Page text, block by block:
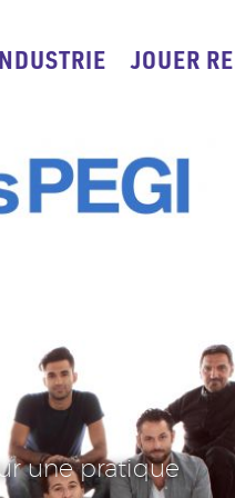
JOUER
une pratique